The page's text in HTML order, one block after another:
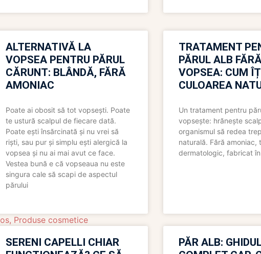
ALTERNATIVĂ LA
VOPSEA PENTRU PĂRUL
CĂRUNT: BLÂNDĂ, FĂRĂ
AMONIAC
Poate ai obosit să tot vopsești. Poate
te ustură scalpul de fiecare dată.
Poate ești însărcinată și nu vrei să
riști, sau pur și simplu ești alergică la
vopsea și nu ai mai avut ce face.
Vestea bună e că vopseaua nu este
singura cale să scapi de aspectul
părului
TRATAMENT
PĂRUL ALB
VOPSEA: CUM
CULOAREA
Un tratament pentru
vopsește: hrănește
organismul să redea
naturală. Fără amoniac,
dermatologic, fabricat
, Produse cosmetice
SERENI CAPELLI CHIAR
PĂR ALB: